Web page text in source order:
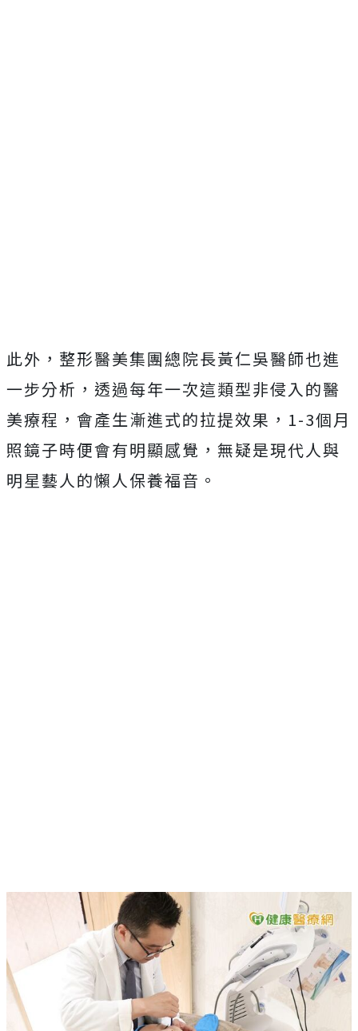
此外，整形醫美集團總院長黃仁吳醫師也進
一步分析，透過每年一次這類型非侵入的醫
美療程，會產生漸進式的拉提效果，1-3個月
照鏡子時便會有明顯感覺，無疑是現代人與
明星藝人的懶人保養福音。